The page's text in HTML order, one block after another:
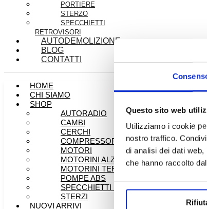
Questo sito web
Utilizziamo i cookie
nostro traffico.
di analisi dei dati
che hanno raccolto
PORTIERE
STERZO
SPECCHIETTI
RETROVISORI
AUTODEMOLIZIONE
BLOG
CONTATTI
HOME
CHI SIAMO
SHOP
AUTORADIO
CAMBI
CERCHI
COMPRESSORE E ALTERNATORE
MOTORI
MOTORINI ALZAVETRO
MOTORINI TERGICRISTALLO
POMPE ABS
SPECCHIETTI RETROVISORI
STERZI
NUOVI ARRIVI